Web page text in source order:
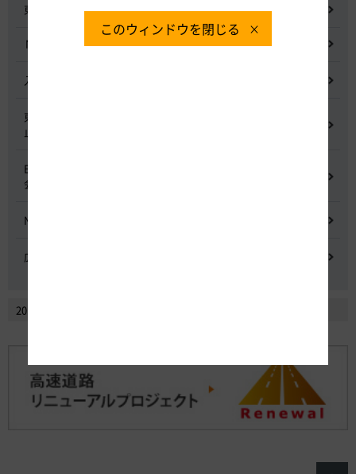
東名高速道路宇利トンネル照明灯具落下事象調査検討会
NEXCO中日本グループの経営上の課題と取組み
入札に係る不正行為に関する調査及び再発防止のための委員会
東名高速道路 中吉田高架橋 塗装塗替え工事による火災事故再発防
止委員会
E20 中央道を跨ぐ橋梁の耐震補強工事施工不良に関する調査委員
会
NEXCO中日本における降雪時の対応に関する検討会
広域的なETCシステム障害発生時の危機管理検討委員会
2014年2月以前のニュースリリースを見る
このウィンドウを閉じる